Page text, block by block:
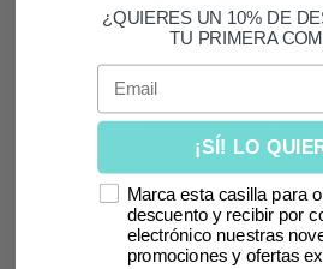
7195-PL
CATEGORÍAS
COMPLEMENTOS,
Pendientes strass en tono plateado
cuadrado. Tipo de cierre: presión.
¿QUIERES UN 10% DE
TU PRIMERA
Email
¡SÍ! LO
Marca esta casilla para
descuento y recibir por
electrónico nuestras
promociones y ofertas